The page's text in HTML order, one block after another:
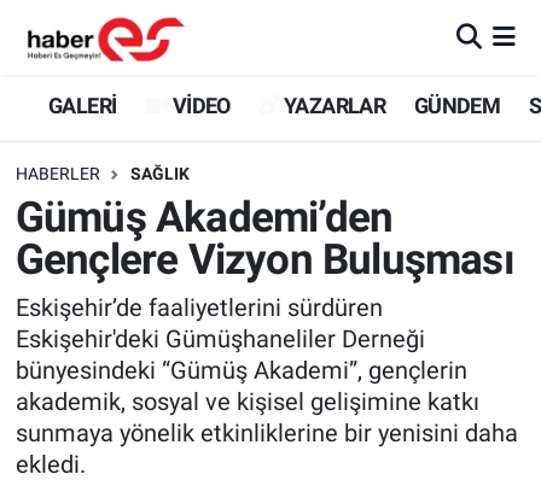
GALERİ VİDEO YAZARLAR GÜNDEM
HABERLER SAĞLIK
Gümüş Akademi’den
Gençlere Vizyon Buluşması
Eskişehir’de faaliyetlerini sürdüren
Eskişehir'deki Gümüşhaneliler Derneği
bünyesindeki “Gümüş Akademi”, gençlerin
akademik, sosyal ve kişisel gelişimine katkı
sunmaya yönelik etkinliklerine bir yenisini daha
ekledi.
GALERİ
YAZARLAR
GÜNDEM
SİYASET
TEKNOLOJİ
EKONOMİ
Eskişehir Nöbetçi Eczaneler
Eskişehir Trafik Yoğunluk Haritası
Süper Lig Puan Durumu ve Fikstür
Tüm Manşetler
Son Dakika Haberleri
Haber Arşivi